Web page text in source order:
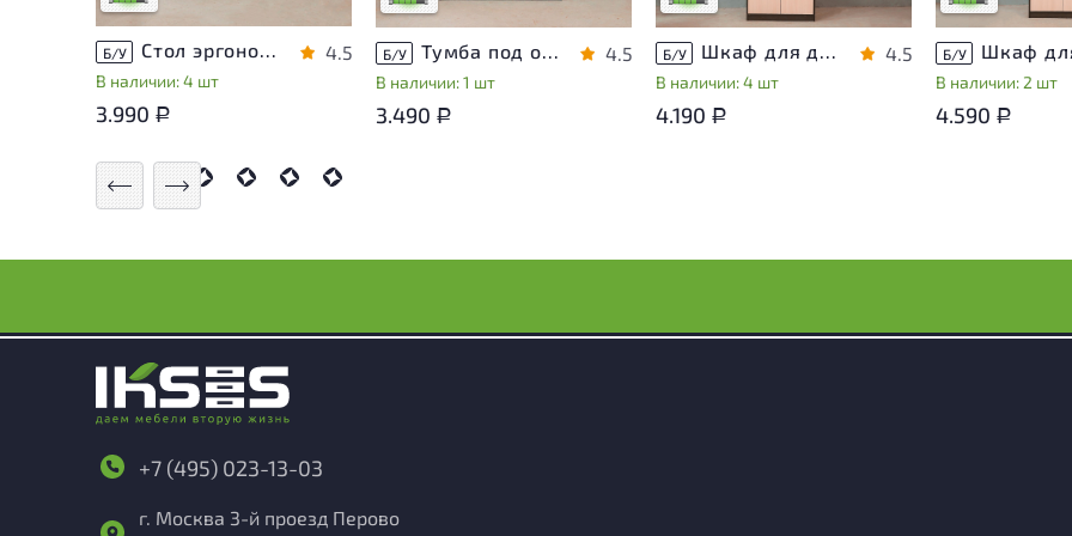
Б/У Стол эргономичный ЛДСП Венге
В наличии: 4 шт
4.5
3.990 Р
Б/У Тумба под оргтехнику ЛДСП Венге
В наличии: 1 шт
4.5
3.490 Р
Б/У Шкаф для документов ЛДСП Венге
В наличии: 4 шт
4.5
4.190 Р
Б/У
В наличии: 2 шт
4.590 Р
+7 (495) 023-13-03
г. Москва 3-й проезд Перово